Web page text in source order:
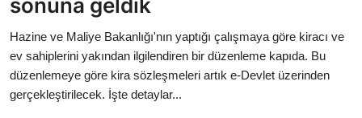
İletişim
Künye
Eğitim
sonuna geldik
Hazine ve Maliye Bakanlığı'nın yaptığı çalışmaya göre kiracı ve
ev sahiplerini yakından ilgilendiren bir düzenleme kapıda. Bu
düzenlemeye göre kira sözleşmeleri artık e-Devlet üzerinden
gerçekleştirilecek. İşte detaylar...